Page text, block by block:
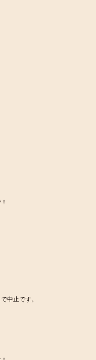
中止です。